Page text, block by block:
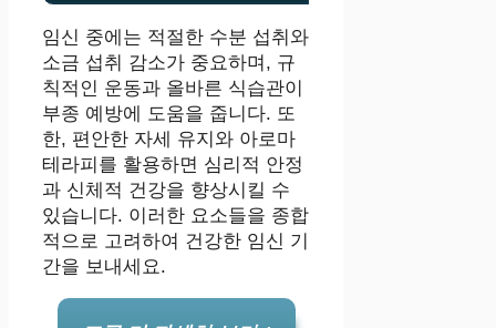
임신 중에는 적절한 수분 섭취와
소금 섭취 감소가 중요하며, 규
칙적인 운동과 올바른 식습관이
부종 예방에 도움을 줍니다. 또
한, 편안한 자세 유지와 아로마
테라피를 활용하면 심리적 안정
과 신체적 건강을 향상시킬 수
있습니다. 이러한 요소들을 종합
적으로 고려하여 건강한 임신 기
간을 보내세요.